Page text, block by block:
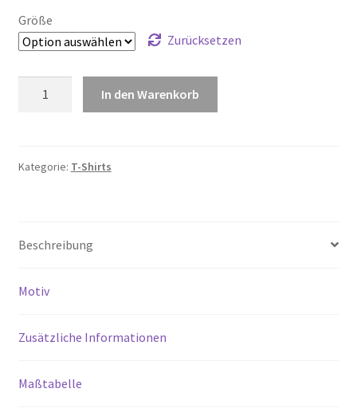
Größe
Zurücksetzen
In den Warenkorb
Kategorie: T-Shirts
Beschreibung
Motiv
Zusätzliche Informationen
Maßtabelle